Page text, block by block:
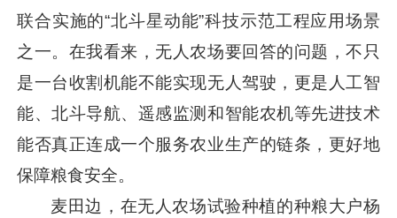
联合实施的“北斗星动能”科技示范工程应用场景
之一。在我看来，无人农场要回答的问题，不只
是一台收割机能不能实现无人驾驶，更是人工智
能、北斗导航、遥感监测和智能农机等先进技术
能否真正连成一个服务农业生产的链条，更好地
保障粮食安全。
麦田边，在无人农场试验种植的种粮大户杨